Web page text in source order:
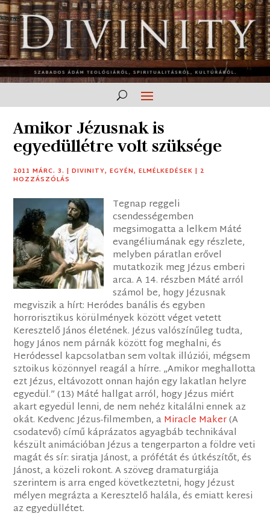
Amikor Jézusnak is
egyedüllétre volt szüksége
2011 MÁRC. 3. |DIVINITY,EGYÉN,ELMÉLKEDÉSEK | 2
HOZZÁSZÓLÁS
Tegnap reggeli
csendességemben
megsimogatta a lelkem Máté
evangéliumának egy részlete,
melyben páratlan erővel
mutatkozik meg Jézus emberi
arca. A 14. részben Máté arról
számol be, hogy Jézusnak
megviszik a hírt: Heródes banális és egyben
horrorisztikus körülmények között véget vetett
Keresztelő János életének. Jézus valószínűleg tudta,
hogy János nem párnák között fog meghalni, és
Heródessel kapcsolatban sem voltak illúziói, mégsem
sztoikus közönnyel reagál a hírre. „Amikor meghallotta
ezt Jézus, eltávozott onnan hajón egy lakatlan helyre
egyedül.” (13) Máté hallgat arról, hogy Jézus miért
akart egyedül lenni, de nem nehéz kitalálni ennek az
okát. Kedvenc Jézus-filmemben, aMiracle Maker(A
csodatevő) című káprázatos agyagbáb technikával
készült animációban Jézus a tengerparton a földre veti
magát és sír: siratja Jánost, a prófétát és útkészítőt, és
Jánost, a közeli rokont. A szöveg dramaturgiája
szerintem is arra enged következtetni, hogy Jézust
mélyen megrázta a Keresztelő halála, és emiatt keresi
az egyedüllétet.